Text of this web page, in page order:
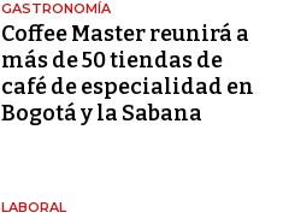
GASTRONOMÍA
Coffee Master reunirá a
más de 50 tiendas de
café de especialidad en
Bogotá y la Sabana
LABORAL